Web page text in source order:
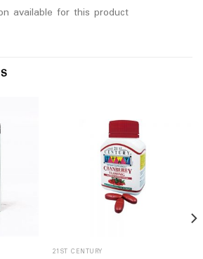
available for this product
21ST CENTURY